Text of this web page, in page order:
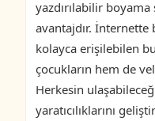
yazdırılabilir
avantajdır. İnternette
kolayca erişilebilen
çocukların hem de
Herkesin
yaratıcılıklarını